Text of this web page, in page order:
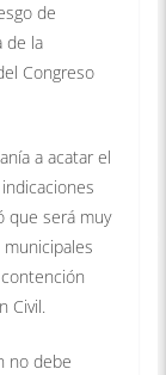
de
de la
Congreso
a acatar el
que será muy
Civil.
no debe